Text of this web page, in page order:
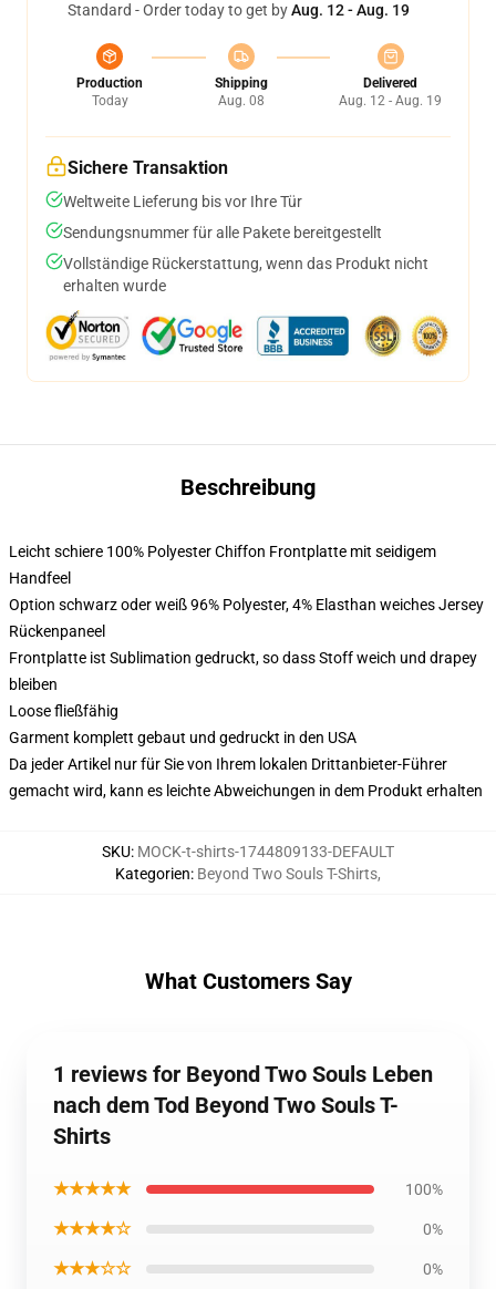
Standard - Order today to get byAug. 12 - Aug. 19
Production
Today
Shipping
Aug. 08
Delivered
Aug. 12 - Aug. 19
Sichere Transaktion
Weltweite Lieferung bis vor Ihre Tür
Sendungsnummer für alle Pakete bereitgestellt
Vollständige Rückerstattung, wenn das Produkt nicht
erhalten wurde
Beschreibung
Leicht schiere 100% Polyester Chiffon Frontplatte mit seidigem
Handfeel
Option schwarz oder weiß 96% Polyester, 4% Elasthan weiches Jersey
Rückenpaneel
Frontplatte ist Sublimation gedruckt, so dass Stoff weich und drapey
bleiben
Loose fließfähig
Garment komplett gebaut und gedruckt in den USA
Da jeder Artikel nur für Sie von Ihrem lokalen Drittanbieter-Führer
gemacht wird, kann es leichte Abweichungen in dem Produkt erhalten
SKU: MOCK-t-shirts-1744809133-DEFAULT
Kategorien: Beyond Two Souls T-Shirts,
What Customers Say
1 reviews for Beyond Two Souls Leben
nach dem Tod Beyond Two Souls T-
Shirts
★★★★★ 100%
★★★★☆ 0%
★★★☆☆ 0%